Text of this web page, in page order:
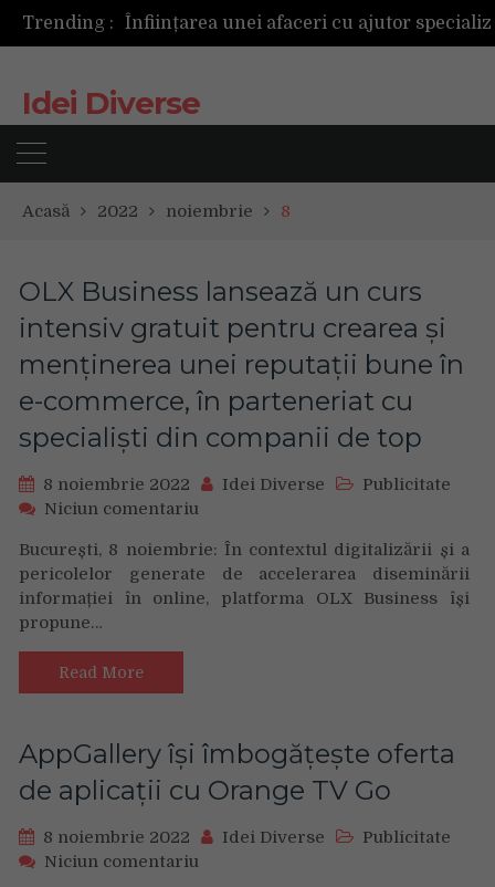
Trending :
Idei Diverse
Acasă 2022 noiembrie 8
OLX Business lansează un curs
intensiv gratuit pentru crearea și
menținerea unei reputații bune în
e-commerce, în parteneriat cu
specialiști din companii de top
8 noiembrie 2022 Idei Diverse
Publicitate
Niciun comentariu
Business
lansează
un
și
menținerea
unei
bune
București, 8 noiembrie: În contextul digitalizării și a
pericolelor generate de accelerarea diseminării
informației în online, platforma OLX Business își
propune…
Read More
AppGallery își îmbogățește oferta
de aplicații cu Orange TV Go
8 noiembrie 2022 Idei Diverse
Publicitate
Niciun comentariu